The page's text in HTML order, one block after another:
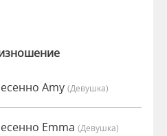
Amy (девушка)
Emma (девушка)